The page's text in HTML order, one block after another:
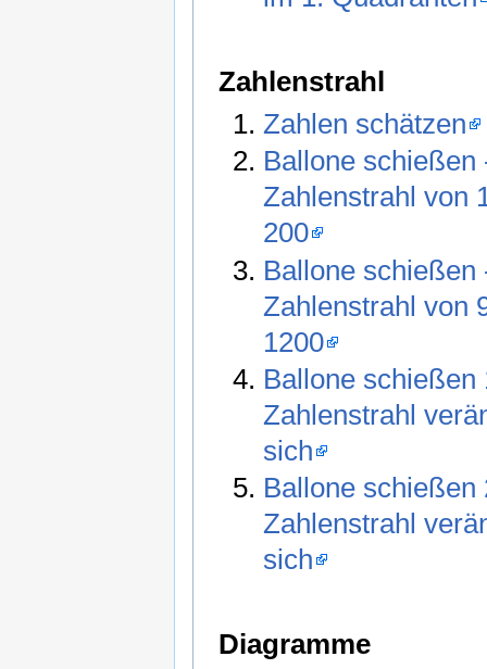
Zahlenstrahl
Zahlen schätzen
Ballone schießen
Zahlenstrahl von
200
Ballone schießen
Zahlenstrahl von
1200
Ballone schießen
Zahlenstrahl
sich
Ballone schießen
Zahlenstrahl
sich
Diagramme